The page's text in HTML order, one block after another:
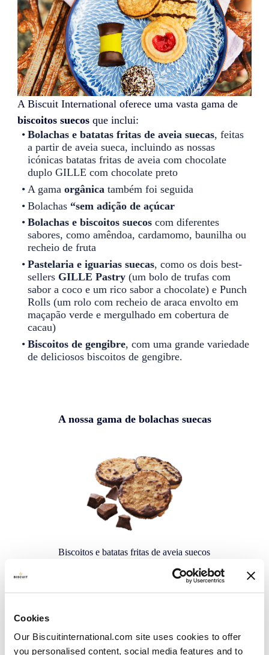
Cookies
Our Biscuitinternational.com site uses cookies to offer
you personalised content, social media features and to
A Biscuit International oferece uma vasta gama de
biscoitos suecos que inclui:
Bolachas e batatas fritas de aveia suecas, feitas
a partir de aveia sueca, incluindo as nossas
icónicas batatas fritas de aveia com chocolate
duplo GILLE com chocolate preto
A gama orgânica também foi seguida
Bolachas “sem adição de açúcar
Bolachas e biscoitos suecoscom diferentes
sabores, como amêndoa, cardamomo, baunilha ou
recheio de fruta
Pastelaria e iguarias suecas, como os dois best-
sellers GILLE Pastry (um bolo de trufas com
sabor a coco e um rico sabor a chocolate) e Punch
Rolls (um rolo com recheio de araca envolto em
maçapão verde e mergulhado em cobertura de
cacau)
Biscoitos de gengibre, com uma grande variedade
de deliciosos biscoitos de gengibre.
A nossa gama de bolachas suecas
Biscoitos e batatas fritas de aveia suecos